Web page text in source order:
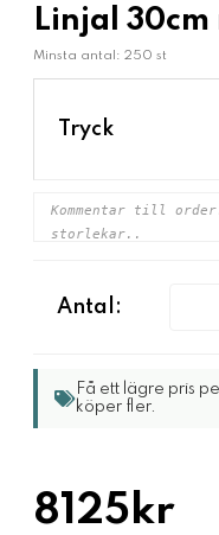
Linjal
Minsta antal: 250 st
Tryck
Antal:
Få ett lägre pris
köper fler.
8125kr